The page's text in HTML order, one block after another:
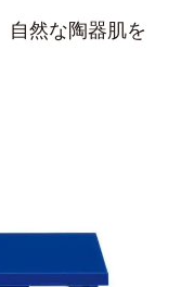
自然な陶器肌を